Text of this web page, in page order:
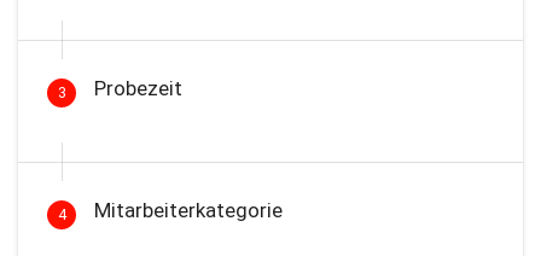
3 Probezeit
4 Mitarbeiterkategorie